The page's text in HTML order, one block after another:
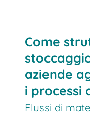
Come
aziende
i processi
Flussi di